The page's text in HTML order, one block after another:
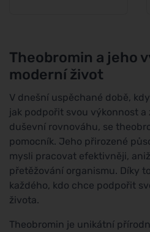
Theobromin a jeho
moderní život
V dnešní uspěchané době,
jak podpořit svou výkonnost a
duševní rovnováhu, se
pomocník. Jeho přirozené
mysli pracovat efektivněji,
přetěžování organismu. Díky
každého, kdo chce podpořit
života.
Theobromin je unikátní